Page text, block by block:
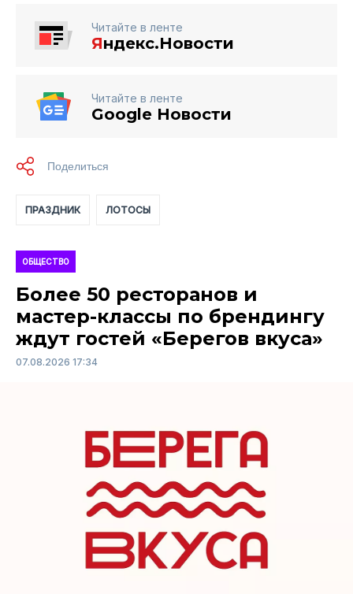
Читайте в ленте
Яндекс.Новости
Читайте в ленте
Google Новости
ПРАЗДНИК ЛОТОСЫ
ОБЩЕСТВО
Более 50 ресторанов и
мастер-классы по брендингу
ждут гостей «Берегов вкуса»
07.08.2026 17:34